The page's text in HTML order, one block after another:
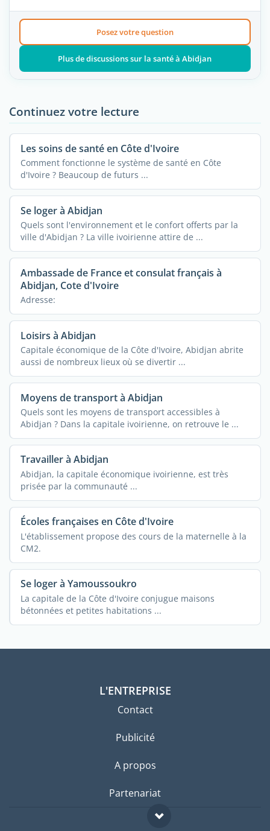
Posez votre question
Plus de discussions sur la santé à Abidjan
Continuez votre lecture
Les soins de santé en Côte d'Ivoire
Comment fonctionne le système de santé en Côte
d'Ivoire ? Beaucoup de futurs ...
Se loger à Abidjan
Quels sont l'environnement et le confort offerts par la
ville d'Abidjan ? La ville ivoirienne attire de ...
Ambassade de France et consulat français à
Abidjan, Cote d'Ivoire
Adresse:
Loisirs à Abidjan
Capitale économique de la Côte d'Ivoire, Abidjan abrite
aussi de nombreux lieux où se divertir ...
Moyens de transport à Abidjan
Quels sont les moyens de transport accessibles à
Abidjan ? Dans la capitale ivoirienne, on retrouve le ...
Travailler à Abidjan
Abidjan, la capitale économique ivoirienne, est très
prisée par la communauté ...
Écoles françaises en Côte d'Ivoire
L'établissement propose des cours de la maternelle à la
CM2.
Se loger à Yamoussoukro
La capitale de la Côte d'Ivoire conjugue maisons
bétonnées et petites habitations ...
L'ENTREPRISE
Contact
Publicité
A propos
Partenariat